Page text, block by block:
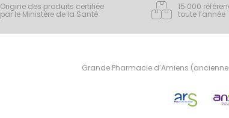
Origine des produits certifiée
par le Ministère de la Santé
15 000
toute l’année
Grande Pharmacie d’Amiens